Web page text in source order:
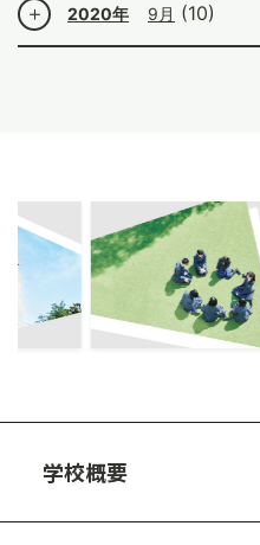
2020年 9月 (10)
学校概要